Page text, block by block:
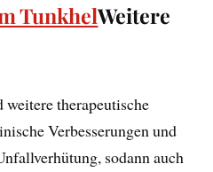
Weitere
therapeutische
Verbesserungen und
sodann auch